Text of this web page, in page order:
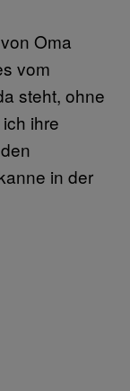
Oma
vom
steht, ohne
ihre
in der